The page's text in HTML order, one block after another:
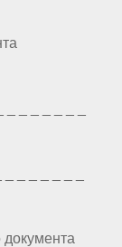
_ _ _ _ _ _
_ _ _ _ _ _